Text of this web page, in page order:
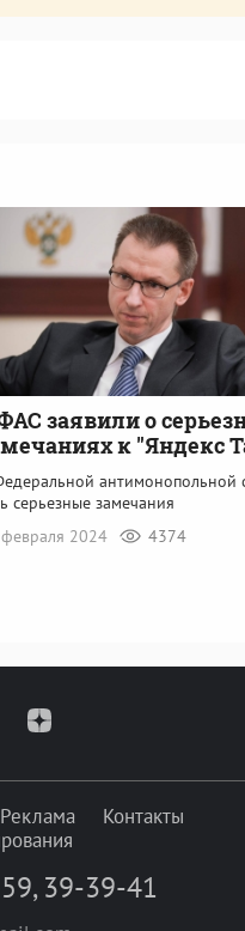
заявили о
к "Яндекс
антимонопольной
серьезные замечания
2024
4374
Реклама
Контакты
, 39-39-41